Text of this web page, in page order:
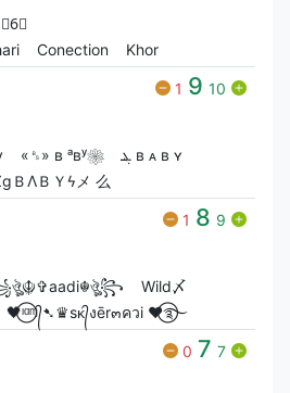
Conection Khor
1 9 10
«␈» ʙ ᵃʙʸ❀
ܔ ʙ ᴀ ʙ ʏ
ㅤＢㅤΛㅤＢㅤＹㅤϟメ 么
1 8 9
Wild〆
🖤⃝ᶦᵅᶬ᭄➷♛sᴋ᭄งēr๓ควi ♥⃝࿐
0 7 7